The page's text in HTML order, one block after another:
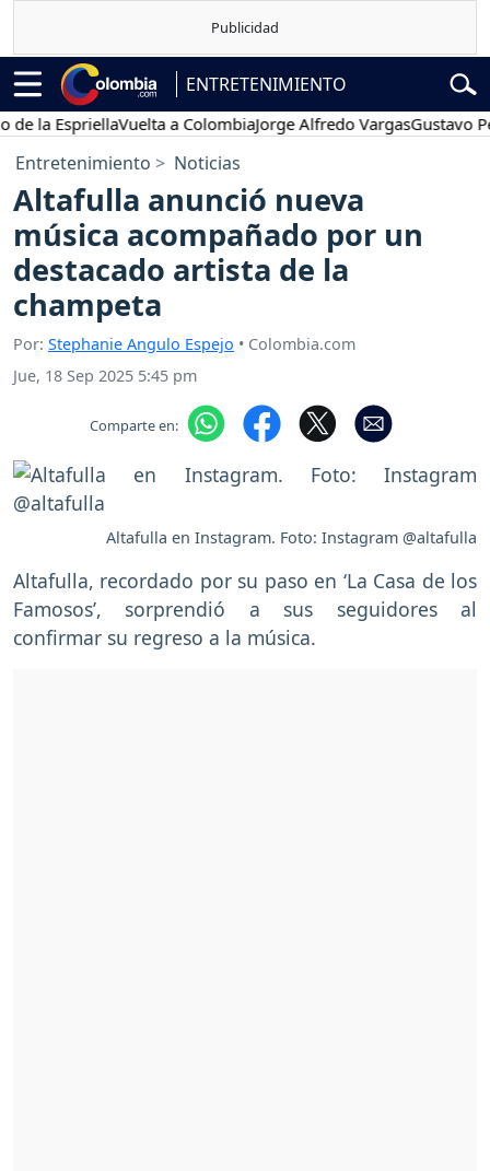
ENTRETENIMIENTO
EspriellaVuelta a ColombiaJorge Alfredo VargasGustavo Petro
Entretenimiento Noticias
Altafulla anunció nueva
música acompañado por un
destacado artista de la
champeta
Por: Stephanie Angulo Espejo • Colombia.com
Jue, 18 Sep 2025 5:45 pm
Comparte en:
Altafulla en Instagram. Foto: Instagram @altafulla
Altafulla, recordado por su paso en ‘La Casa de los
Famosos’, sorprendió a sus seguidores al
confirmar su regreso a la música.